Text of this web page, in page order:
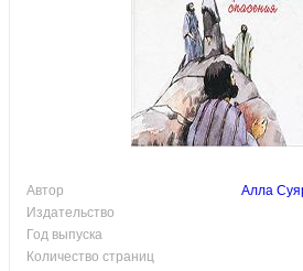
Автор
Алла
Издательство
Год выпуска
Количество страниц